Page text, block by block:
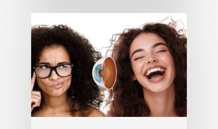
Oclusión de la vena
de la retina
Otras…
Congresos
Sesiones clínicas